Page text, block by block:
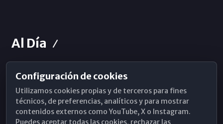
Al Día
Horarios de Misa
Hemeroteca
WhatsApp
Configuración de cookies
Utilizamos cookies propias y de terceros para fines
técnicos, de preferencias, analíticos y para mostrar
contenidos externos como YouTube, X o Instagram.
Puedes aceptar todas las cookies, rechazar las